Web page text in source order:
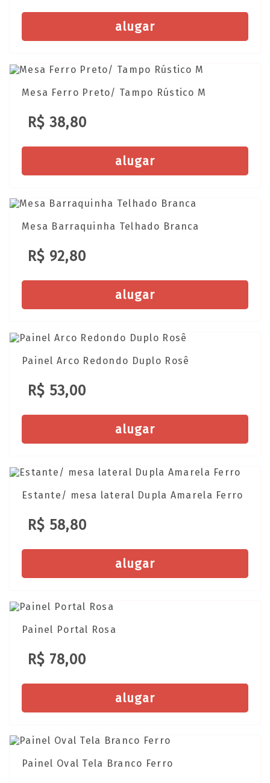
alugar
Mesa Ferro Preto/ Tampo Rústico M
R$ 38,80
alugar
Mesa Barraquinha Telhado Branca
R$ 92,80
alugar
Painel Arco Redondo Duplo Rosê
R$ 53,00
alugar
Estante/ mesa lateral Dupla Amarela Ferro
R$ 58,80
alugar
Painel Portal Rosa
R$ 78,00
alugar
Painel Oval Tela Branco Ferro